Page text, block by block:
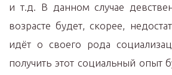
и т.д. В данном случае
возрасте будет, скорее,
идёт о своего рода
получить этот социальный опыт